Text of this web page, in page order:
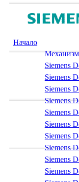
Начало
Siemens
Siemens
Siemens
Siemens
Siemens
Siemens
Siemens
Siemens
Siemens
Siemens